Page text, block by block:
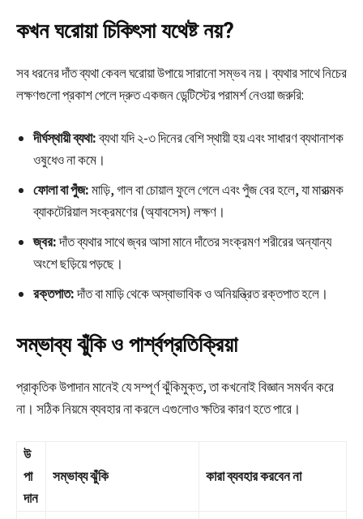
কখন ঘরোয়া চিকিৎসা যথেষ্ট নয়?
সব ধরনের দাঁত ব্যথা কেবল ঘরোয়া উপায়ে সারানো সম্ভব নয়। ব্যথার সাথে নিচের
লক্ষণগুলো প্রকাশ পেলে দ্রুত একজন ডেন্টিস্টের পরামর্শ নেওয়া জরুরি:
দীর্ঘস্থায়ী ব্যথা:ব্যথা যদি ২-৩ দিনের বেশি স্থায়ী হয় এবং সাধারণ ব্যথানাশক
ওষুধেও না কমে।
ফোলা বা পুঁজ:মাড়ি, গাল বা চোয়াল ফুলে গেলে এবং পুঁজ বের হলে, যা মারাত্মক
ব্যাকটেরিয়াল সংক্রমণের (অ্যাবসেস) লক্ষণ।
জ্বর:দাঁত ব্যথার সাথে জ্বর আসা মানে দাঁতের সংক্রমণ শরীরের অন্যান্য
অংশে ছড়িয়ে পড়ছে।
রক্তপাত:দাঁত বা মাড়ি থেকে অস্বাভাবিক ও অনিয়ন্ত্রিত রক্তপাত হলে।
সম্ভাব্য ঝুঁকি ও পার্শ্বপ্রতিক্রিয়া
প্রাকৃতিক উপাদান মানেই যে সম্পূর্ণ ঝুঁকিমুক্ত, তা কখনোই বিজ্ঞান সমর্থন করে
না। সঠিক নিয়মে ব্যবহার না করলে এগুলোও ক্ষতির কারণ হতে পারে।
উ
পা
দান
সম্ভাব্য ঝুঁকি কারা ব্যবহার করবেন না